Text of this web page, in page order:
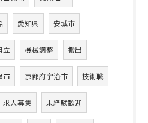
愛知県 安城市
立 機械調整 搬出
市 京都府宇治市 技術職
求人募集 未経験歓迎